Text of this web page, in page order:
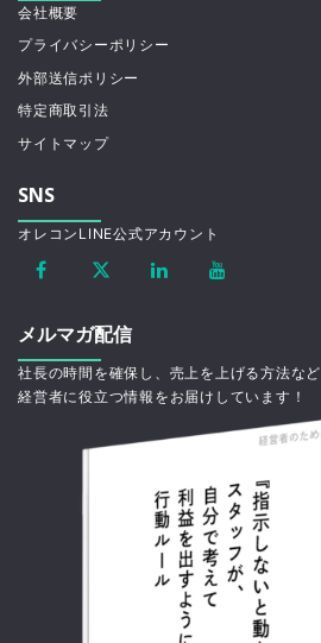
会社概要
プライバシーポリシー
外部送信ポリシー
特定商取引法
サイトマップ
SNS
オレコンLINE公式アカウント
メルマガ配信
社長の時間を確保し、売上を上げる方法など
経営者に役立つ情報をお届けしています！